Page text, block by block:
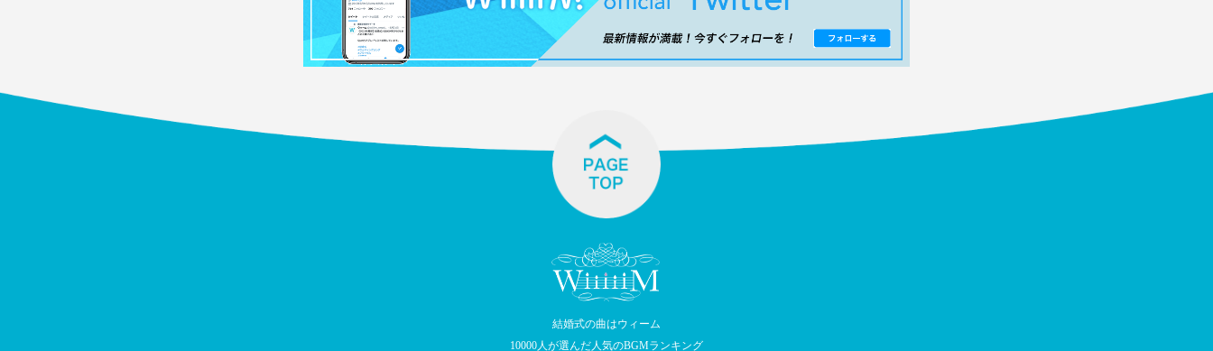
結婚式の曲はウィーム
10000人が選んだ人気のBGMランキング